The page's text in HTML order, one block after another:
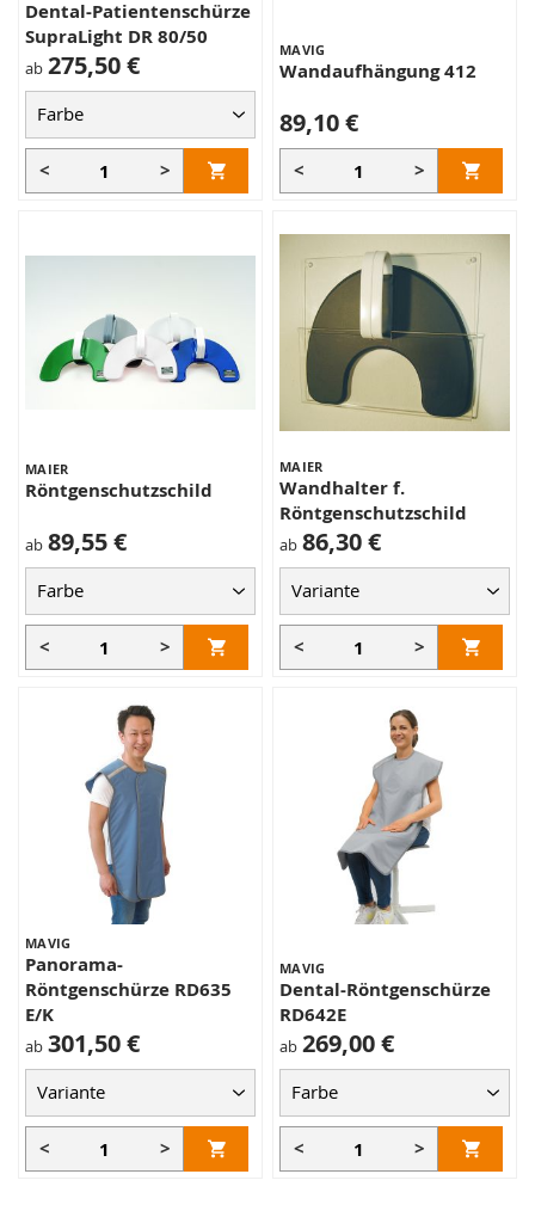
Dental-Patientenschürze
SupraLight DR 80/50
ab 275,50 €
< >
MAVIG
Wandaufhängung 412
89,10 €
< >
MAIER
Röntgenschutzschild
ab 89,55 €
< >
MAIER
Wandhalter f.
Röntgenschutzschild
ab 86,30 €
< >
MAVIG
Panorama-
Röntgenschürze RD635
E/K
ab 301,50 €
< >
MAVIG
Dental-Röntgenschürze
RD642E
ab 269,00 €
< >